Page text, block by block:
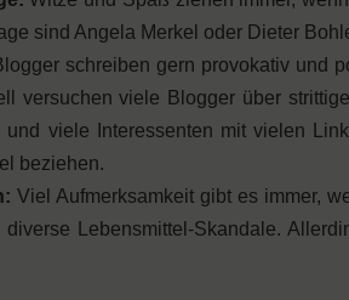
sind Angela Merkel oder Dieter
schreiben gern provokativ und
versuchen viele Blogger über
viele Interessenten mit vielen
beziehen.
Viel Aufmerksamkeit gibt es immer,
Lebensmittel-Skandale.